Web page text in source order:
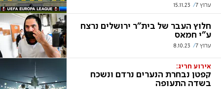
ערוץ 7 15.11.23
חלוץ העבר של בית"ר ירושלים נרצח
ע"י חמאס
ערוץ 7 8.10.23
אירוע חריג:
קפטן נבחרת הנערים נרדם ונשכח
בשדה התעופה